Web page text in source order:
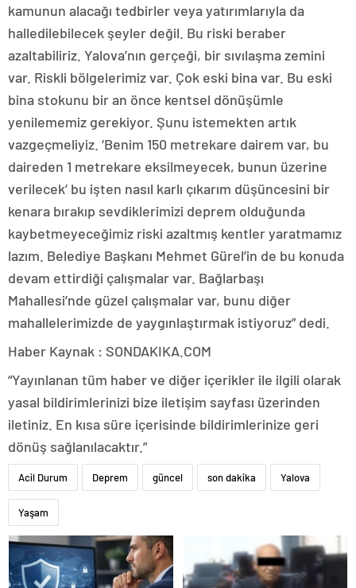
kamunun alacağı tedbirler veya yatırımlarıyla da
halledilebilecek şeyler değil. Bu riski beraber
azaltabiliriz. Yalova’nın gerçeği, bir sıvılaşma zemini
var. Riskli bölgelerimiz var. Çok eski bina var. Bu eski
bina stokunu bir an önce kentsel dönüşümle
yenilememiz gerekiyor. Şunu istemekten artık
vazgeçmeliyiz. ‘Benim 150 metrekare dairem var, bu
daireden 1 metrekare eksilmeyecek, bunun üzerine
verilecek’ bu işten nasıl karlı çıkarım düşüncesini bir
kenara bırakıp sevdiklerimizi deprem olduğunda
kaybetmeyeceğimiz riski azaltmış kentler yaratmamız
lazım. Belediye Başkanı Mehmet Gürel’in de bu konuda
devam ettirdiği çalışmalar var. Bağlarbaşı
Mahallesi’nde güzel çalışmalar var, bunu diğer
mahallelerimizde de yaygınlaştırmak istiyoruz” dedi.
Haber Kaynak : SONDAKIKA.COM
“Yayınlanan tüm haber ve diğer içerikler ile ilgili olarak
yasal bildirimlerinizi bize iletişim sayfası üzerinden
iletiniz. En kısa süre içerisinde bildirimlerinize geri
dönüş sağlanılacaktır.”
Acil Durum Deprem güncel son dakika Yalova
Yaşam